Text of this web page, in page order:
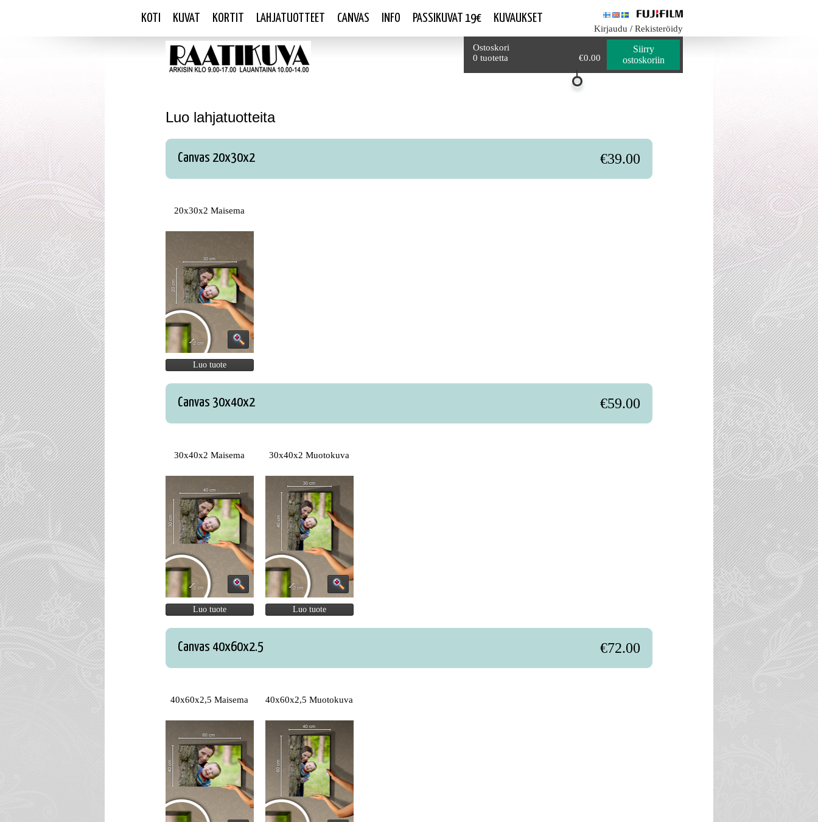
KOTI KUVAT KORTIT LAHJATUOTTEET CANVAS INFO PASSIKUVAT 19€ KUVAUKSET
Kirjaudu / Rekisteröidy
Yhteensä
Ostoskori
€0.00
0 tuotetta
Siirry
ostoskoriin
Luo lahjatuotteita
Canvas 20x30x2 €39.00
20x30x2 Maisema
Luo tuote
Canvas 30x40x2 €59.00
30x40x2 Maisema
Luo tuote
30x40x2 Muotokuva
Luo tuote
Canvas 40x60x2.5 €72.00
40x60x2,5 Maisema 40x60x2,5 Muotokuva